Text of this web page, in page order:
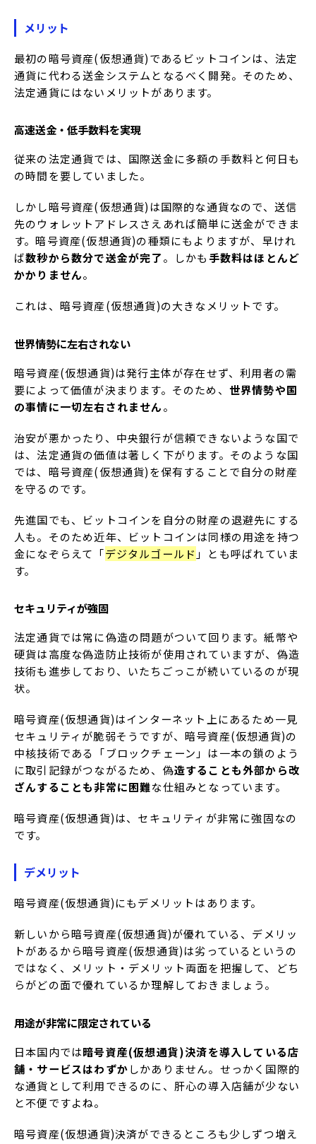
メリット
最初の暗号資産(仮想通貨)であるビットコインは、法定
通貨に代わる送金システムとなるべく開発。そのため、
法定通貨にはないメリットがあります。
高速送金・低手数料を実現
従来の法定通貨では、国際送金に多額の手数料と何日も
の時間を要していました。
しかし暗号資産(仮想通貨)は国際的な通貨なので、送信
先のウォレットアドレスさえあれば簡単に送金ができま
す。暗号資産(仮想通貨)の種類にもよりますが、早けれ
ば数秒から数分で送金が完了。しかも 手数料はほとんど
かかりません。
これは、暗号資産(仮想通貨)の大きなメリットです。
世界情勢に左右されない
暗号資産(仮想通貨)は発行主体が存在せず、利用者の需
要によって価値が決まります。そのため、 世界情勢や国
の事情に一切左右されません。
治安が悪かったり、中央銀行が信頼できないような国で
は、法定通貨の価値は著しく下がります。そのような国
では、暗号資産(仮想通貨)を保有することで自分の財産
を守るのです。
先進国でも、ビットコインを自分の財産の退避先にする
人も。そのため近年、ビットコインは同様の用途を持つ
金になぞらえて「デジタルゴールド 」とも呼ばれていま
す。
セキュリティが強固
法定通貨では常に偽造の問題がついて回ります。紙幣や
硬貨は高度な偽造防止技術が使用されていますが、偽造
技術も進歩しており、いたちごっこが続いているのが現
状。
暗号資産(仮想通貨)はインターネット上にあるため一見
セキュリティが脆弱そうですが、暗号資産(仮想通貨)の
中核技術である「ブロックチェーン」は一本の鎖のよう
に取引記録がつながるため、偽造することも外部から改
ざんすることも非常に困難な仕組みとなっています。
暗号資産(仮想通貨)は、セキュリティが非常に強固なの
です。
デメリット
暗号資産(仮想通貨)にもデメリットはあります。
新しいから暗号資産(仮想通貨)が優れている、デメリッ
トがあるから暗号資産(仮想通貨)は劣っているというの
ではなく、メリット・デメリット両面を把握して、どち
らがどの面で優れているか理解しておきましょう。
用途が非常に限定されている
日本国内では暗号資産(仮想通貨)決済を導入している店
舗・サービスはわずかしかありません。せっかく国際的
な通貨として利用できるのに、肝心の導入店舗が少ない
と不便ですよね。
暗号資産(仮想通貨)決済ができるところも少しずつ増え